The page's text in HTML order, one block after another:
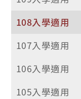
108入學適用
107入學適用
106入學適用
105入學適用